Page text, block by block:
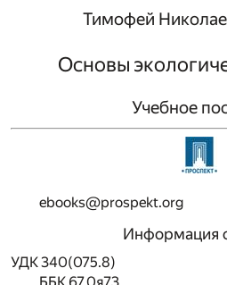
Тимофей
Основы
Учебное
ebooks@prospekt.org
Информация
УДК 340(075.8)